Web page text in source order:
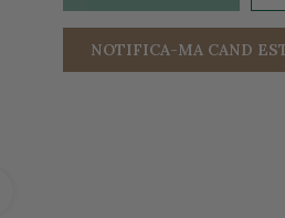
pentru a mari
NOTIFICA-MA CAND